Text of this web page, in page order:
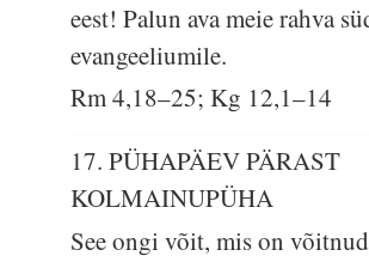
eest! Palun ava meie rahva
evangeeliumile.
Rm 4,18–25; Kg 12,1–14
17. PÜHAPÄEV PÄRAST
KOLMAINUPÜHA
See ongi võit, mis on